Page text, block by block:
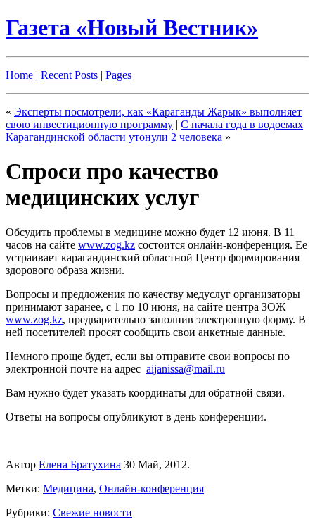
Газета «Новый Вестник»
Home | Recent Posts | Pages
« Эксперты посмотрели, как «Караганды Жарык» выполняет
свою инвестиционную программу | С начала года в водоемах
Карагандинской области утонули 2 человека »
Спроси про качество
медицинских услуг
Обсудить проблемы в медицине можно будет 12 июня. В 11
часов на сайте www.zog.kz состоится онлайн-конференция. Ее
устраивает карагандинский областной Центр формирования
здорового образа жизни.
Вопросы и предложения по качеству медуслуг организаторы
принимают заранее, с 1 по 10 июня, на сайте центра ЗОЖ
www.zog.kz, предварительно заполнив электронную форму. В
ней посетителей просят сообщить свои анкетные данные.
Немного проще будет, если вы отправите свои вопросы по
электронной почте на адрес aijanissa@mail.ru
Вам нужно будет указать координаты для обратной связи.
Ответы на вопросы опубликуют в день конференции.
Автор Елена Братухина 30 Май, 2012.
Метки: Медицина, Онлайн-конференция
Рубрики: Свежие новости